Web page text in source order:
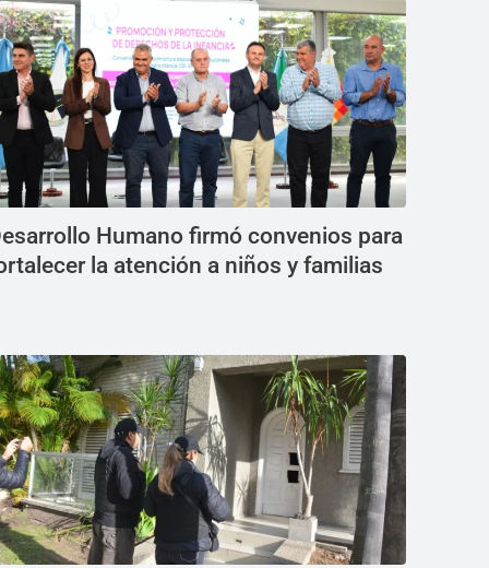
Humano firmó convenios para
la atención a niños y familias